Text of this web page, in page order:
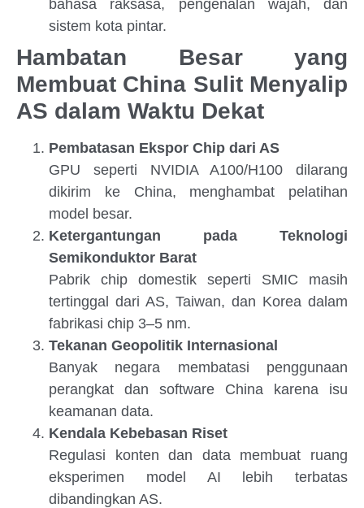
bahasa raksasa, pengenalan wajah, dan
sistem kota pintar.
Hambatan Besar yang
Membuat China Sulit Menyalip
AS dalam Waktu Dekat
Pembatasan Ekspor Chip dari AS
GPU seperti NVIDIA A100/H100 dilarang
dikirim ke China, menghambat pelatihan
model besar.
Ketergantungan pada Teknologi
Semikonduktor Barat
Pabrik chip domestik seperti SMIC masih
tertinggal dari AS, Taiwan, dan Korea dalam
fabrikasi chip 3–5 nm.
Tekanan Geopolitik Internasional
Banyak negara membatasi penggunaan
perangkat dan software China karena isu
keamanan data.
Kendala Kebebasan Riset
Regulasi konten dan data membuat ruang
eksperimen model AI lebih terbatas
dibandingkan AS.